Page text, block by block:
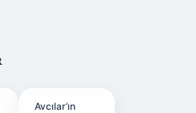
Avcılar’ın